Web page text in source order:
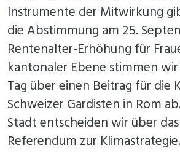
Instrumente der Mitwirkung
die Abstimmung am 25.
Rentenalter-Erhöhung für
kantonaler Ebene stimmen
Tag über einen Beitrag für die
Schweizer Gardisten in Rom
Stadt entscheiden wir über
Referendum zur